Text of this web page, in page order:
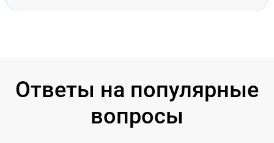
Ответы на популярные
вопросы